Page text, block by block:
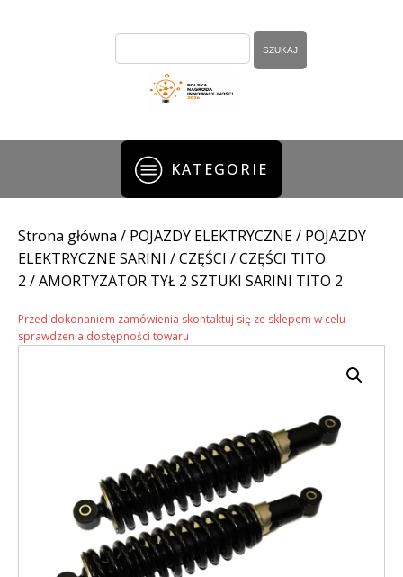
KATEGORIE
Strona główna / POJAZDY ELEKTRYCZNE/ POJAZDY
ELEKTRYCZNE SARINI /CZĘŚCI /CZĘŚCI TITO
2 / AMORTYZATOR TYŁ 2 SZTUKI SARINI TITO 2
Przed dokonaniem zamówienia skontaktuj się ze sklepem w celu
sprawdzenia dostępności towaru